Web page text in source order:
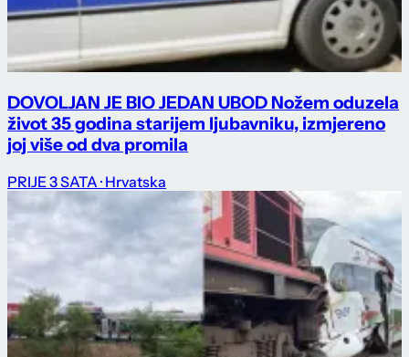
DOVOLJAN JE BIO JEDAN UBOD Nožem oduzela
život 35 godina starijem ljubavniku, izmjereno
joj više od dva promila
PRIJE 3 SATA · Hrvatska